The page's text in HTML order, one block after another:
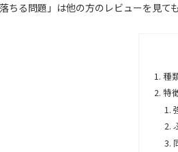
ちる問題」は他の方のレビューを見
種
特